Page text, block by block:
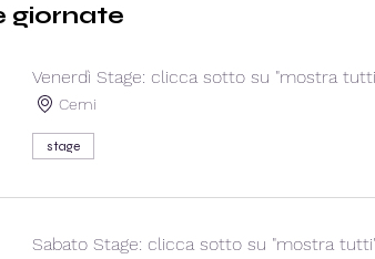
giornate
Venerdì Stage: clicca sotto su "mostra
Cemi
stage
Sabato Stage: clicca sotto su "mostra